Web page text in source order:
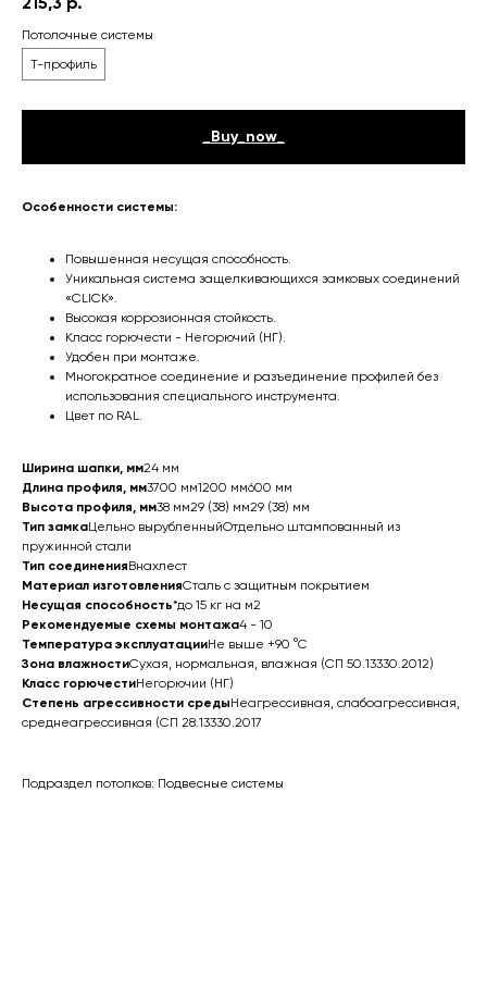
Потолочные системы
Т-профиль
_Buy_now_
Особенности системы:
Повышенная несущая способность.
Уникальная система защелкивающихся замковых соединений
«CLICK».
Высокая коррозионная стойкость.
Класс горючести - Негорючий (НГ).
Удобен при монтаже.
Многократное соединение и разъединение профилей без
использования специального инструмента.
Цвет по RAL.
Ширина шапки, мм24 мм
Длина профиля, мм3700 мм1200 мм600 мм
Высота профиля, мм38 мм29 (38) мм29 (38) мм
Тип замкаЦельно вырубленныйОтдельно штампованный из
пружинной стали
Тип соединенияВнахлест
Материал изготовленияСталь с защитным покрытием
Несущая способность*до 15 кг на м2
Рекомендуемые схемы монтажа4 - 10
Температура эксплуатацииНе выше +90 °C
Зона влажностиСухая, нормальная, влажная (СП 50.13330.2012)
Класс горючестиНегорючии (НГ)
Степень агрессивности средыНеагрессивная, слабоагрессивная,
среднеагрессивная (СП 28.13330.2017
Подраздел потолков: Подвесные системы